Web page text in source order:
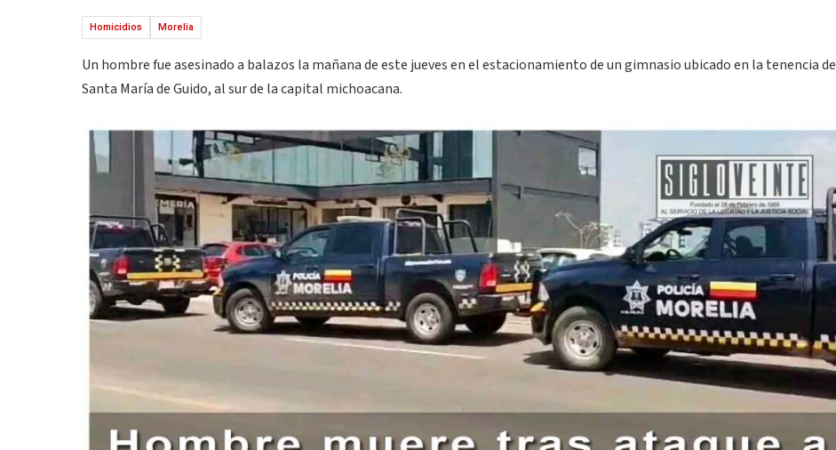
Homicidios Morelia
Un hombre fue asesinado a balazos la mañana de este jueves en el estacionamiento de un gimnasio ubicado en la tenencia de
Santa María de Guido, al sur de la capital michoacana.